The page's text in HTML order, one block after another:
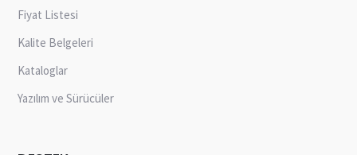
Fiyat Listesi
Kalite Belgeleri
Kataloglar
Yazılım ve Sürücüler